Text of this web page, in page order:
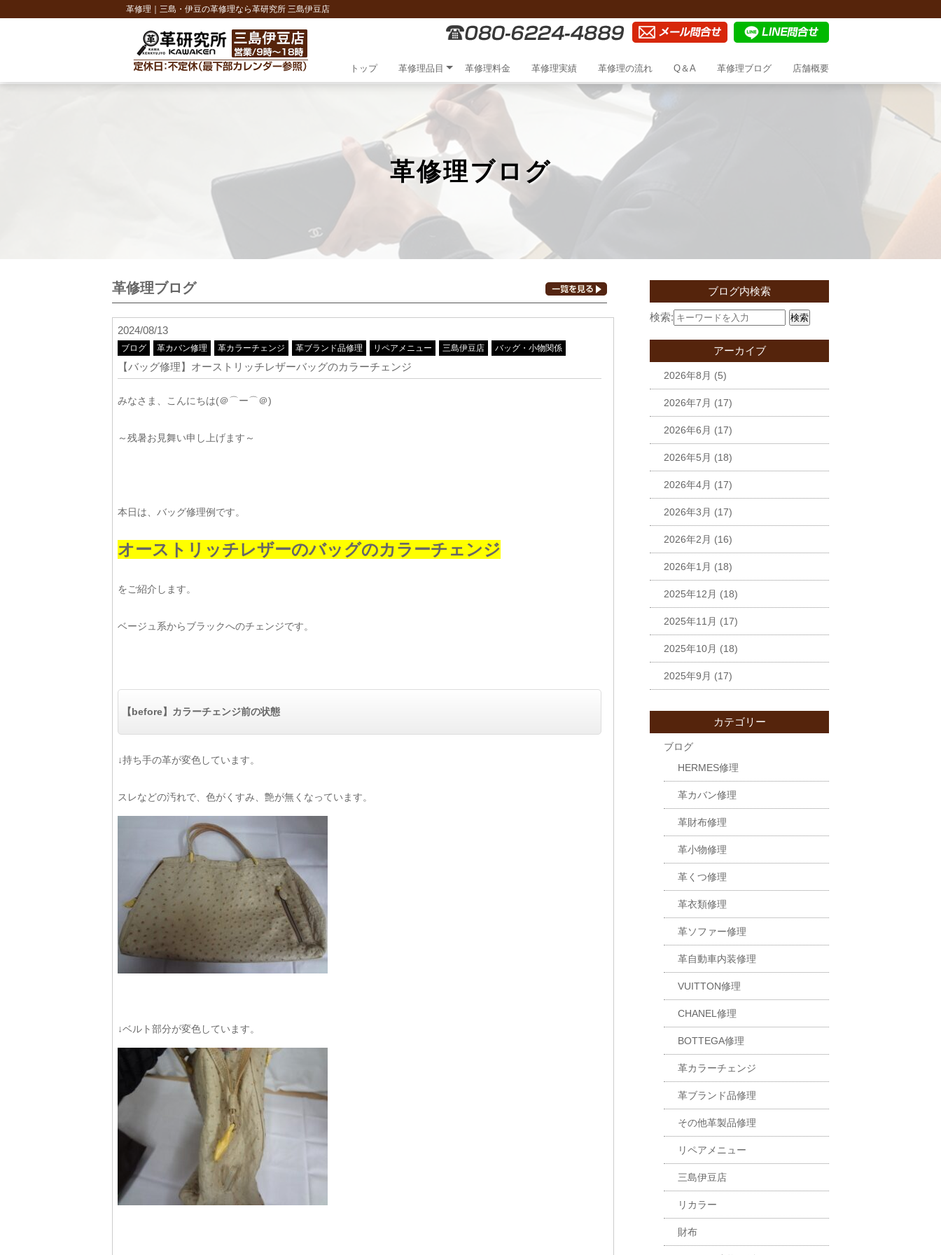
革修理｜三島・伊豆の革修理なら革研究所 三島伊豆店
トップ 革修理品目 革修理料金 革修理実績 革修理の流れ Q＆A 革修理ブログ 店舗概要
革修理ブログ
革修理ブログ
2024/08/13
ブログ 革カバン修理 革カラーチェンジ 革ブランド品修理 リペアメニュー 三島伊豆店 バッグ・小物関係
【バッグ修理】オーストリッチレザーバッグのカラーチェンジ
みなさま、こんにちは(＠⌒ー⌒＠)
～残暑お見舞い申し上げます～
本日は、バッグ修理例です。
オーストリッチレザーのバッグのカラーチェンジ
をご紹介します。
ベージュ系からブラックへのチェンジです。
【before】カラーチェンジ前の状態
↓持ち手の革が変色しています。
スレなどの汚れで、色がくすみ、艶が無くなっています。
↓ベルト部分が変色しています。
ブログ内検索
検索: 検索
アーカイブ
2026年8月 (5)
2026年7月 (17)
2026年6月 (17)
2026年5月 (18)
2026年4月 (17)
2026年3月 (17)
2026年2月 (16)
2026年1月 (18)
2025年12月 (18)
2025年11月 (17)
2025年10月 (18)
2025年9月 (17)
カテゴリー
ブログ
HERMES修理
革カバン修理
革財布修理
革小物修理
革くつ修理
革衣類修理
革ソファー修理
革自動車内装修理
VUITTON修理
CHANEL修理
BOTTEGA修理
革カラーチェンジ
革ブランド品修理
その他革製品修理
リペアメニュー
三島伊豆店
リカラー
財布